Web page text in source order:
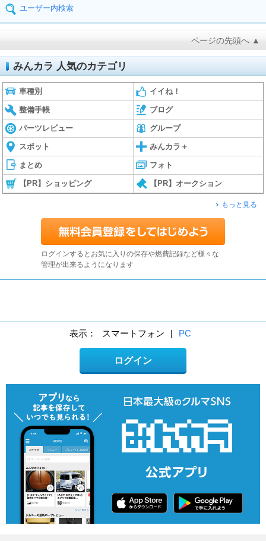
ユーザー内検索
ページの先頭へ ▲
みんカラ 人気のカテゴリ
車種別 イイね！
整備手帳 ブログ
パーツレビュー グループ
スポット みんカラ＋
まとめ フォト
【PR】ショッピング 【PR】オークション
もっと見る
ログインするとお気に入りの保存や燃費記録など様々な
管理が出来るようになります
表示： スマートフォン | PC
ログイン